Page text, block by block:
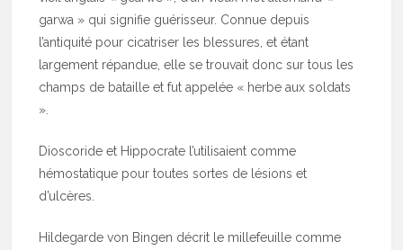
garwa » qui signifie guérisseur. Connue depuis
l’antiquité pour cicatriser les blessures, et étant
largement répandue, elle se trouvait donc sur tous les
champs de bataille et fut appelée « herbe aux soldats
».
Dioscoride et Hippocrate l’utilisaient comme
hémostatique pour toutes sortes de lésions et
d’ulcères.
Hildegarde von Bingen décrit le millefeuille comme